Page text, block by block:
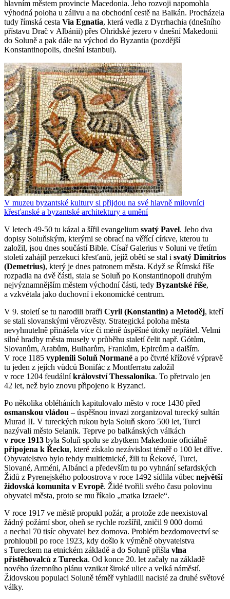
hlavním městem provincie Macedonia. Jeho rozvoji napomohla
výhodná poloha u zálivu a na obchodní cestě na Balkán. Procházela
tudy římská cesta Via Egnatia, která vedla z Dyrrhachia (dnešního
přístavu Drač v Albánii) přes Ohridské jezero v dnešní Makedonii
do Soluně a pak dále na východ do Byzantia (pozdější
Konstantinopolis, dnešní Istanbul).
V muzeu byzantské kultury si přijdou na své hlavně milovníci
křesťanské a byzantské architektury a umění
V letech 49-50 tu kázal a šířil evangelium svatý Pavel. Jeho dva
dopisy Soluňským, kterými se obrací na věřící církve, kterou tu
založil, jsou dnes součástí Bible. Císař Galerius v Soluni ve třetím
století zahájil perzekuci křesťanů, jejíž obětí se stal i svatý Dimitrios
(Demetrius), který je dnes patronem města. Když se Římská říše
rozpadla na dvě části, stala se Soluň po Konstantinopoli druhým
nejvýznamnějším městem východní části, tedy Byzantské říše,
a vzkvétala jako duchovní i ekonomické centrum.
V 9. století se tu narodili bratři Cyril (Konstantin) a Metoděj, kteří
se stali slovanskými věrozvěsty. Strategická poloha města
nevyhnutelně přinášela více či méně úspěšné útoky nepřátel. Velmi
silné hradby města musely v průběhu staletí čelit např. Gótům,
Slovanům, Arabům, Bulharům, Frankům, Epircům a dalším.
V roce 1185 vyplenili Soluň Normané a po čtvrté křížové výpravě
tu jeden z jejích vůdců Bonifác z Montferratu založil
v roce 1204 feudálníkrálovství Thessalonika. To přetrvalo jen
42 let, než bylo znovu připojeno k Byzanci.
Po několika obléháních kapitulovalo město v roce 1430 před
osmanskou vládou – úspěšnou invazi zorganizoval turecký sultán
Murad II. V tureckých rukou byla Soluň skoro 500 let, Turci
nazývali město Selanik. Teprve po balkánských válkách
v roce 1913 byla Soluň spolu se zbytkem Makedonie oficiálně
připojena k Řecku, které získalo nezávislost téměř o 100 let dříve.
Obyvatelstvo bylo tehdy multietnické, žili tu Řekové, Turci,
Slované, Arméni, Albánci a především tu po vyhnání sefardských
Židů z Pyrenejského poloostrova v roce 1492 sídlila vůbec největší
židovská komunita v Evropě. Židé tvořili svého času polovinu
obyvatel města, proto se mu říkalo „matka Izraele“.
V roce 1917 ve městě propukl požár, a protože zde neexistoval
žádný požární sbor, oheň se rychle rozšířil, zničil 9 000 domů
a nechal 70 tisíc obyvatel bez domova. Problém bezdomovectví se
prohloubil po roce 1923, kdy došlo k výměně obyvatelstva
s Tureckem na etnickém základě a do Soluně přišla vlna
přistěhovalců z Turecka. Od konce 20. let začaly na základě
nového územního plánu vznikat široké ulice a velká náměstí.
Židovskou populaci Soluně téměř vyhladili nacisté za druhé světové
války.